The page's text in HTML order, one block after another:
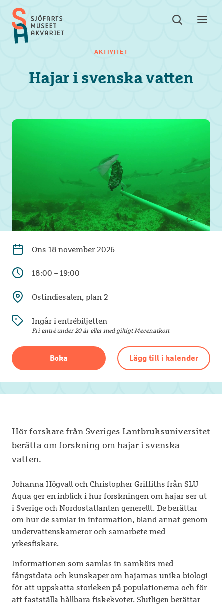
Sjöfartsmuseet
Toggle
AKTIVITET
Hajar i svenska vatten
Ons 18 november 2026
18:00 – 19:00
Ostindiesalen, plan 2
Ingår i entrébiljetten
Fri entré under 20 år eller med giltigt Mecenatkort
Boka Lägg till i kalender
Hör forskare från Sveriges Lantbruksuniversitet
berätta om forskning om hajar i svenska
vatten.
Johanna Högvall och Christopher Griffiths från SLU
Aqua ger en inblick i hur forskningen om hajar ser ut
i Sverige och Nordostatlanten generellt. De berättar
om hur de samlar in information, bland annat genom
undervattenskameror och samarbete med
yrkesfiskare.
Informationen som samlas in samkörs med
fångstdata och kunskaper om hajarnas unika biologi
för att uppskatta storleken på populationerna och för
att fastställa hållbara fiskekvoter. Slutligen berättar